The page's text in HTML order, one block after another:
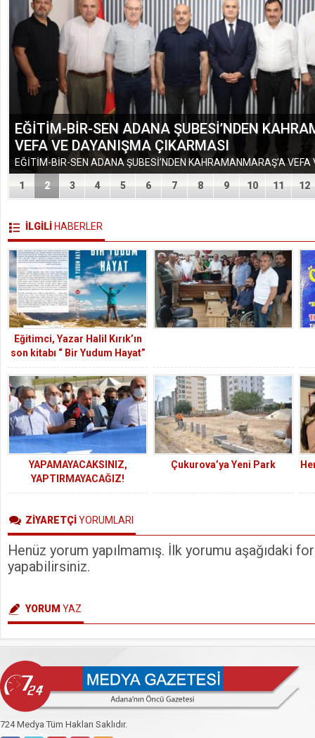
EĞİTİM-BİR-SEN ADANA ŞUBESİ’NDEN
VEFA VE DAYANIŞMA ÇIKARMASI
1 2 3 4 5 6 7 8 9 10 11 12
İLGİLİ HABERLER
Eğitimci, Yazar Halil Kırık’ın
son kitabı “ Bir Yudum Hayat”
okuyucusuyla buluştu.
YAPAMAYACAKSINIZ,
YAPTIRMAYACAĞIZ!
Çukurova’ya Yeni Park
ZİYARETÇİYORUMLARI
Henüz yorum yapılmamış. İlk yorumu aşağıdaki
yapabilirsiniz.
YORUM YAZ
724 Medya Tüm Hakları Saklıdır.